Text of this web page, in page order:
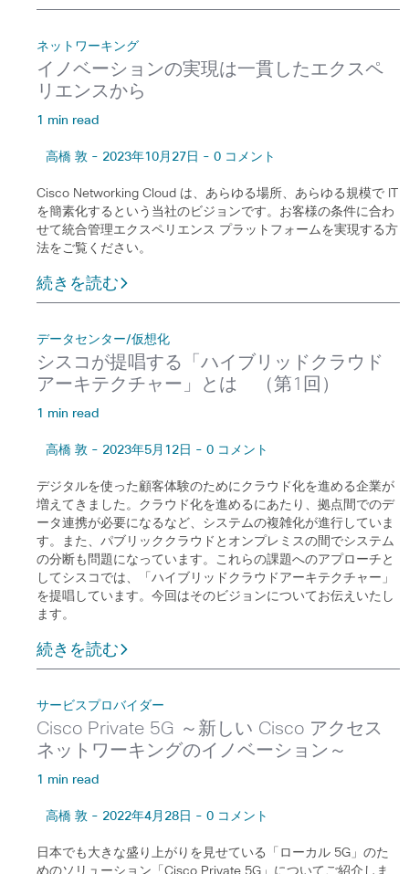
ネットワーキング
イノベーションの実現は一貫したエクスペ
リエンスから
1 min read
高橋 敦 - 2023年10月27日 - 0 コメント
Cisco Networking Cloud は、あらゆる場所、あらゆる規模で IT
を簡素化するという当社のビジョンです。お客様の条件に合わ
せて統合管理エクスペリエンス プラットフォームを実現する方
法をご覧ください。
続きを読む
データセンター/仮想化
シスコが提唱する「ハイブリッドクラウド
アーキテクチャー」とは （第1回）
1 min read
高橋 敦 - 2023年5月12日 - 0 コメント
デジタルを使った顧客体験のためにクラウド化を進める企業が
増えてきました。クラウド化を進めるにあたり、拠点間でのデ
ータ連携が必要になるなど、システムの複雑化が進行していま
す。また、パブリッククラウドとオンプレミスの間でシステム
の分断も問題になっています。これらの課題へのアプローチと
してシスコでは、「ハイブリッドクラウドアーキテクチャー」
を提唱しています。今回はそのビジョンについてお伝えいたし
ます。
続きを読む
サービスプロバイダー
Cisco Private 5G ～新しい Cisco アクセス
ネットワーキングのイノベーション～
1 min read
高橋 敦 - 2022年4月28日 - 0 コメント
日本でも大きな盛り上がりを見せている「ローカル 5G」のた
めのソリューション「Cisco Private 5G」についてご紹介しま